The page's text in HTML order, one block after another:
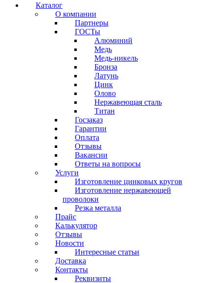
Каталог
О компании
Партнеры
ГОСТы
Алюминий
Медь
Медь-никель
Бронза
Латунь
Цинк
Олово
Нержавеющая сталь
Титан
Госзаказ
Гарантии
Оплата
Отзывы
Вакансии
Ответы на вопросы
Услуги
Изготовление цинковых кругов
Изготовление нержавеющей
проволоки
Резка металла
Прайс
Калькулятор
Отзывы
Новости
Интересные статьи
Доставка
Контакты
Реквизиты